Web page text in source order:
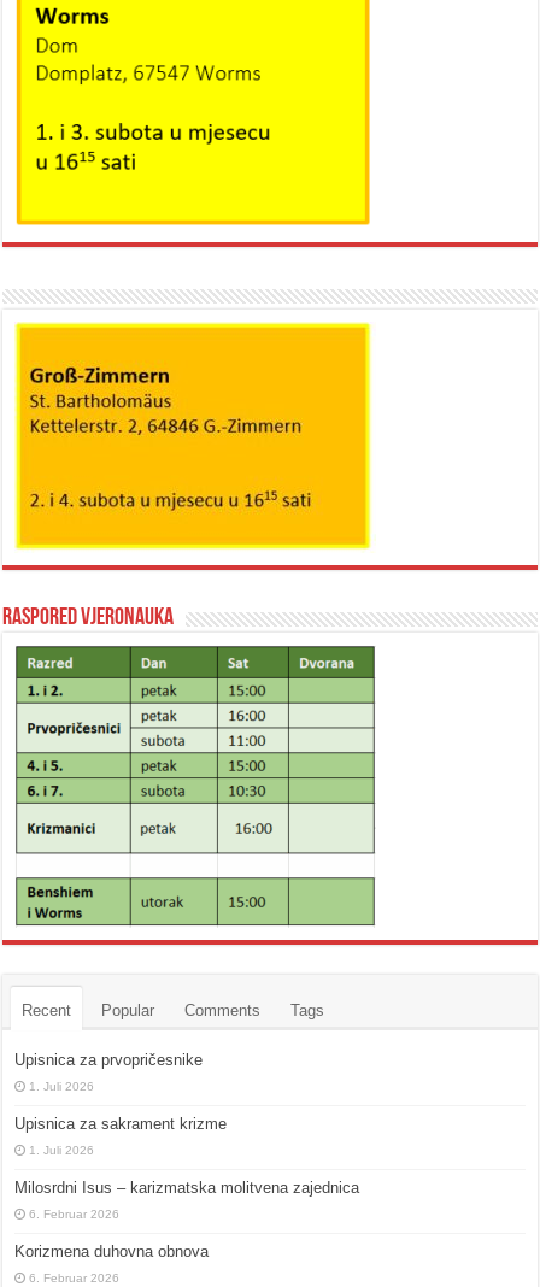
Raspored vjeronauka
Recent Popular Comments Tags
Upisnica za prvopričesnike
1. Juli 2026
Upisnica za sakrament krizme
1. Juli 2026
Milosrdni Isus – karizmatska molitvena zajednica
6. Februar 2026
Korizmena duhovna obnova
6. Februar 2026